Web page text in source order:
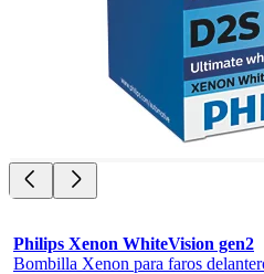
Philips Xenon WhiteVision gen2
Bombilla Xenon para faros